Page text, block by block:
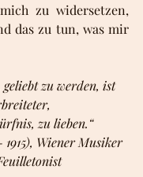
zu widersetzen,
das zu tun, was mir
zu werden, ist
zu lieben.“
1915), Wiener Musiker